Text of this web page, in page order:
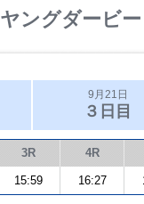
ングダービー
9月21日
３日目
3R 4R
15:59 16:27